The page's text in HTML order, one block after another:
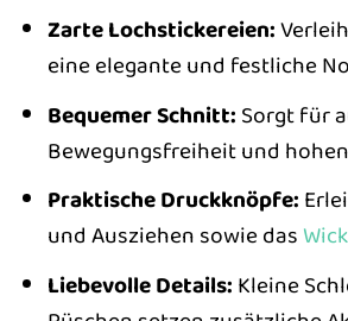
Zarte Lochstickereien:
eine elegante und festliche
Bequemer Schnitt: Sorgt für
Bewegungsfreiheit und
Praktische Druckknöpfe:
und Ausziehen sowie das
Liebevolle Details: Kleine